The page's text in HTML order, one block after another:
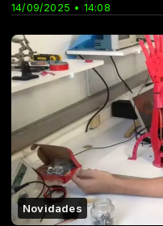
14/09/2025 • 14:08
Novidades